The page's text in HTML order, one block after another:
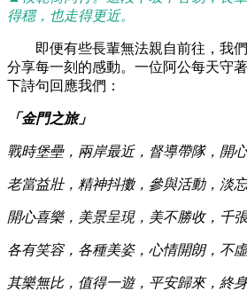
得穩，也走得更近。
即便有些長輩無法親自前往，我們
分享每一刻的感動。一位阿公每天守
下詩句回應我們：
「金門之旅」
戰時堡壘，兩岸最近，督導帶隊，開心
老當益壯，精神抖擻，參與活動，淡忘
開心喜樂，美景呈現，美不勝收，千張
各有笑容，各種美姿，心情開朗，不虛
其樂無比，值得一遊，平安歸來，終身